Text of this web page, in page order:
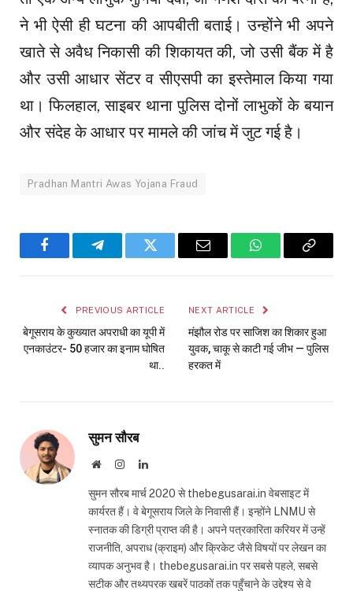
ने भी ऐसी ही घटना की आपबीती बताई। उन्होंने भी अपने
खाते से अवैध निकासी की शिकायत की, जो उसी बैंक में है
और उसी आधार सेंटर व सीएसपी का इस्तेमाल किया गया
था। फिलहाल, साइबर थाना पुलिस दोनों लाभुकों के बयान
और संदेह के आधार पर मामले की जांच में जुट गई है।
Pradhan Mantri Awas Yojana Fraud
FacebookTelegramTwitter Email WhatsAppCopy
PREVIOUS ARTICLE
बेगूसराय के कुख्यात अपराधी का यूपी में
एनकाउंटर- 50 हजार का इनाम घोषित
था..
NEXT ARTICLE
मंझौल रोड पर साजिश का शिकार हुआ
युवक, चाकू से काटी गई जीभ — पुलिस
हरकत में
सुमन सौरब
WebsiteInstagramLinkedIn
सुमन सौरब मार्च 2020 से thebegusarai.in वेबसाइट में
कार्यरत हैं। वे बेगूसराय जिले के निवासी हैं। इन्होंने LNMU से
स्नातक की डिग्री प्राप्त की है। अपने पत्रकारिता करियर में उन्हें
राजनीति, अपराध (क्राइम) और क्रिकेट जैसे विषयों पर लेखन का
व्यापक अनुभव है। thebegusarai.in पर सबसे पहले, सबसे
सटीक और तथ्यपरक खबरें पाठकों तक पहुँचाने के उद्देश्य से वे